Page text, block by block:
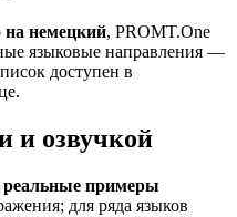
на немецкий, PROMT.One
языковые направления —
доступен в
и озвучкой
реальные примеры
для ряда языков